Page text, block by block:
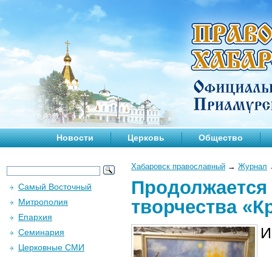
Новости Церковь Общество
Хабаровск православный → Журнал
Продолжается
творчества
Самый Восточный
Митрополия
Епархия
Семинария
Церковные СМИ